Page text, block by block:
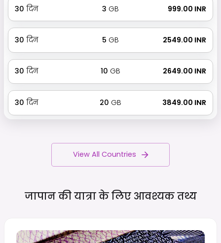
30 दिन 3 GB ₹ 999.00 INR
30 दिन 5 GB ₹ 2549.00 INR
30 दिन 10 GB ₹ 2649.00 INR
30 दिन 20 GB ₹ 3849.00 INR
View All Countries
जापान की यात्रा के लिए आवश्यकतथ्य